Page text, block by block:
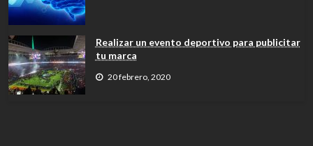
Realizar un evento deportivo para publicitar
tu marca
20 febrero, 2020